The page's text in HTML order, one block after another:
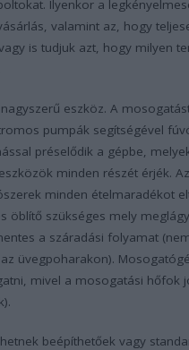
Ilyenkor a
valamint az, hogy
is tudjuk azt, hogy milyen
eszköz. A
pumpák segítségével
préselődik a gépbe,
minden részét érjék.
minden ételmaradékot
öblítő szükséges mely
a száradási folyamat
üvegpoharakon).
mivel a mosogatási hőfok
beépíthetőek vagy